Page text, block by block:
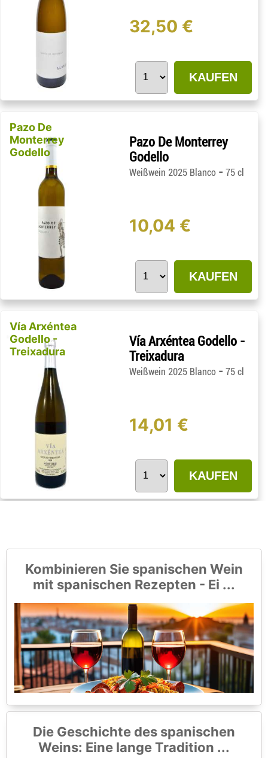
32,50 €
KAUFEN
Pazo De
Monterrey
Godello
Pazo De Monterrey
Godello
Weißwein 2025 Blanco -75 cl
10,04 €
KAUFEN
Vía Arxéntea
Godello -
Treixadura
Vía Arxéntea Godello -
Treixadura
Weißwein 2025 Blanco -75 cl
14,01 €
KAUFEN
Kombinieren Sie spanischen Wein
mit spanischen Rezepten - Ei ...
Die Geschichte des spanischen
Weins: Eine lange Tradition ...